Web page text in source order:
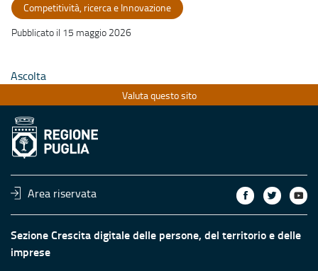
Competitività, ricerca e Innovazione
Pubblicato il 15 maggio 2026
Ascolta
Valuta questo sito
Area riservata
Sezione Crescita digitale delle persone, del territorio e delle
imprese